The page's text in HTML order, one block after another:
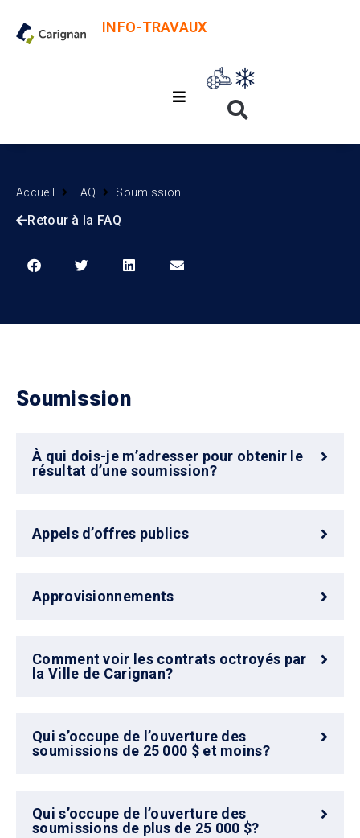
INFO-TRAVAUX
Accueil FAQ Soumission
Retour à la FAQ
Soumission
À qui dois-je m’adresser pour obtenir le
résultat d’une soumission?
Appels d’offres publics
Approvisionnements
Comment voir les contrats octroyés par
la Ville de Carignan?
Qui s’occupe de l’ouverture des
soumissions de 25 000 $ et moins?
Qui s’occupe de l’ouverture des
soumissions de plus de 25 000 $?